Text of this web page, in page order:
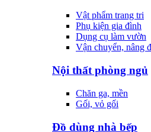
Vật phẩm trang tri
Phụ kiện gia đình
Dụng cụ làm vườn
Vận chuyển, nâng
Nội thất phòng ngủ
Chăn ga, mền
Gối, vỏ gối
Đồ dùng nhà bếp